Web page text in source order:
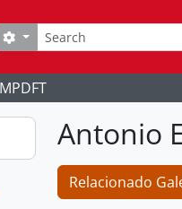
Opções de busca
Antonio
Relacionado